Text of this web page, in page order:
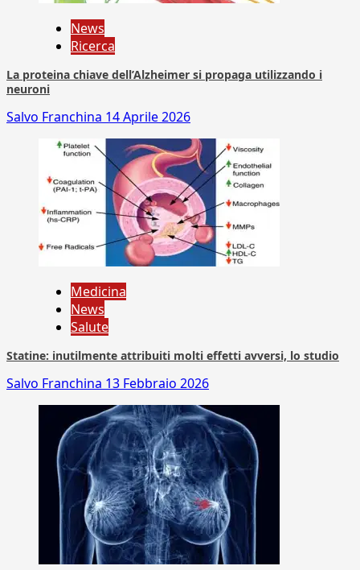
News
Ricerca
La proteina chiave dell’Alzheimer si propaga utilizzando i
neuroni
Salvo Franchina 14 Aprile 2026
Medicina
News
Salute
Statine: inutilmente attribuiti molti effetti avversi, lo studio
Salvo Franchina 13 Febbraio 2026